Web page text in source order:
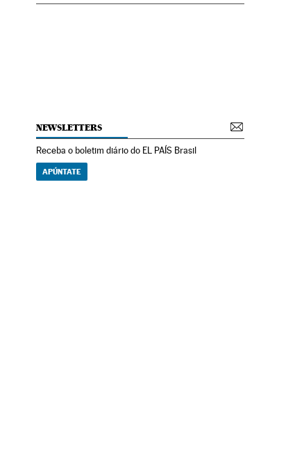
NEWSLETTERS
Receba o boletim diário do EL PAÍS Brasil
APÚNTATE